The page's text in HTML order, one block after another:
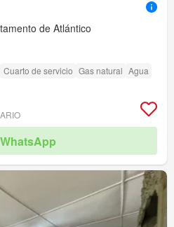
de Atlántico
Cuarto de servicio Gas natural Agua
WhatsApp